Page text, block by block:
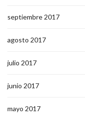
septiembre 2017
agosto 2017
julio 2017
junio 2017
mayo 2017